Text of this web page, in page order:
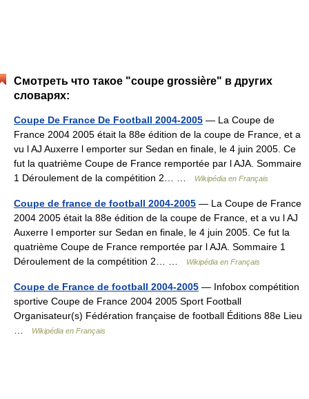
Смотреть что такое "coupe grossière" в других
словарях:
Coupe De France De Football 2004-2005 — La Coupe de
France 2004 2005 était la 88e édition de la coupe de France, et a
vu l AJ Auxerre l emporter sur Sedan en finale, le 4 juin 2005. Ce
fut la quatrième Coupe de France remportée par l AJA. Sommaire
1 Déroulement de la compétition 2… …
Wikipédia en Français
Coupe de france de football 2004-2005 — La Coupe de France
2004 2005 était la 88e édition de la coupe de France, et a vu l AJ
Auxerre l emporter sur Sedan en finale, le 4 juin 2005. Ce fut la
quatrième Coupe de France remportée par l AJA. Sommaire 1
Déroulement de la compétition 2… …
Wikipédia en Français
Coupe de France de football 2004-2005 — Infobox compétition
sportive Coupe de France 2004 2005 Sport Football
Organisateur(s) Fédération française de football Éditions 88e Lieu
Wikipédia en Français